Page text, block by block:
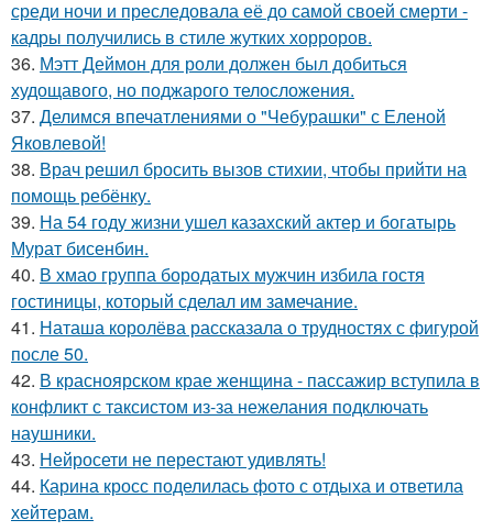
среди ночи и преследовала её до самой своей смерти -
кадры получились в стиле жутких хорроров.
36. Мэтт Деймон для роли должен был добиться
худощавого, но поджарого телосложения.
37. Делимся впечатлениями о "Чебурашки" с Еленой
Яковлевой!
38. Врач решил бросить вызов стихии, чтобы прийти на
помощь ребёнку.
39. На 54 году жизни ушел казахский актер и богатырь
Мурат бисенбин.
40. В хмао группа бородатых мужчин избила гостя
гостиницы, который сделал им замечание.
41. Наташа королёва рассказала о трудностях с фигурой
после 50.
42. В красноярском крае женщина - пассажир вступила в
конфликт с таксистом из-за нежелания подключать
наушники.
43. Нейросети не перестают удивлять!
44. Карина кросс поделилась фото с отдыха и ответила
хейтерам.